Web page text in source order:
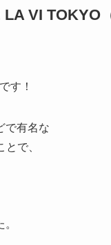
LA VI
す！
で有名な
で、